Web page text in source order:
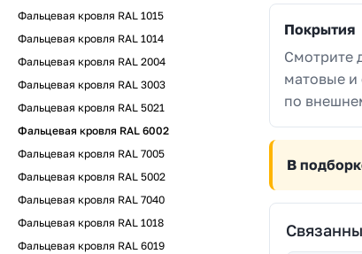
Покрытия
Смотрите
матовые и
по
В
Фальцевая кровля RAL 1015
Фальцевая кровля RAL 1014
Фальцевая кровля RAL 2004
Фальцевая кровля RAL 3003
Фальцевая кровля RAL 5021
Фальцевая кровля RAL 6002
Фальцевая кровля RAL 7005
Фальцевая кровля RAL 5002
Фальцевая кровля RAL 7040
Фальцевая кровля RAL 1018
Фальцевая кровля RAL 6019